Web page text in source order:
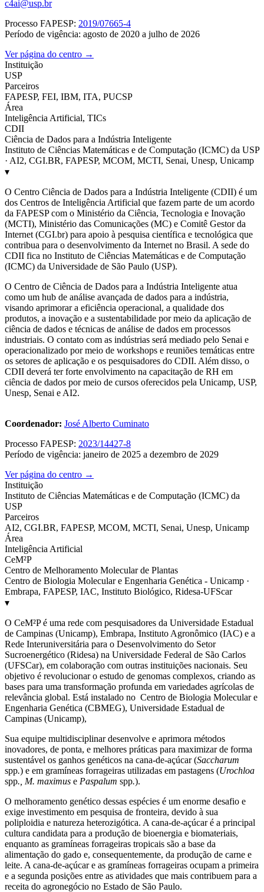
c4ai@usp.br
Processo FAPESP: 2019/07665-4
Período de vigência: agosto de 2020 a julho de 2026
Ver página do centro →
Instituição
USP
Parceiros
FAPESP, FEI, IBM, ITA, PUCSP
Área
Inteligência Artificial, TICs
CDII
Ciência de Dados para a Indústria Inteligente
Instituto de Ciências Matemáticas e de Computação (ICMC) da USP
· AI2, CGI.BR, FAPESP, MCOM, MCTI, Senai, Unesp, Unicamp
▾
O Centro Ciência de Dados para a Indústria Inteligente (CDII) é um
dos Centros de Inteligência Artificial que fazem parte de um acordo
da FAPESP com o Ministério da Ciência, Tecnologia e Inovação
(MCTI), Ministério das Comunicações (MC) e Comitê Gestor da
Internet (CGI.br) para apoio à pesquisa científica e tecnológica que
contribua para o desenvolvimento da Internet no Brasil. A sede do
CDII fica no Instituto de Ciências Matemáticas e de Computação
(ICMC) da Universidade de São Paulo (USP).
O Centro de Ciência de Dados para a Indústria Inteligente atua
como um hub de análise avançada de dados para a indústria,
visando aprimorar a eficiência operacional, a qualidade dos
produtos, a inovação e a sustentabilidade por meio da aplicação de
ciência de dados e técnicas de análise de dados em processos
industriais. O contato com as indústrias será mediado pelo Senai e
operacionalizado por meio de workshops e reuniões temáticas entre
os setores de aplicação e os pesquisadores do CDII. Além disso, o
CDII deverá ter forte envolvimento na capacitação de RH em
ciência de dados por meio de cursos oferecidos pela Unicamp, USP,
Unesp, Senai e AI2.
Coordenador: José Alberto Cuminato
Processo FAPESP: 2023/14427-8
Período de vigência: janeiro de 2025 a dezembro de 2029
Ver página do centro →
Instituição
Instituto de Ciências Matemáticas e de Computação (ICMC) da
USP
Parceiros
AI2, CGI.BR, FAPESP, MCOM, MCTI, Senai, Unesp, Unicamp
Área
Inteligência Artificial
CeM²P
Centro de Melhoramento Molecular de Plantas
Centro de Biologia Molecular e Engenharia Genética - Unicamp ·
Embrapa, FAPESP, IAC, Instituto Biológico, Ridesa-UFScar
▾
O CeM²P é uma rede com pesquisadores da Universidade Estadual
de Campinas (Unicamp), Embrapa, Instituto Agronômico (IAC) e a
Rede Interuniversitária para o Desenvolvimento do Setor
Sucroenergético (Ridesa) na Universidade Federal de São Carlos
(UFSCar), em colaboração com outras instituições nacionais. Seu
objetivo é revolucionar o estudo de genomas complexos, criando as
bases para uma transformação profunda em variedades agrícolas de
relevância global. Está instalado no Centro de Biologia Molecular e
Engenharia Genética (CBMEG), Universidade Estadual de
Campinas (Unicamp),
Sua equipe multidisciplinar desenvolve e aprimora métodos
inovadores, de ponta, e melhores práticas para maximizar de forma
sustentável os ganhos genéticos na cana-de-açúcar (Saccharum
spp.) e em gramíneas forrageiras utilizadas em pastagens (Urochloa
spp., M. maximus e Paspalum spp.).
O melhoramento genético dessas espécies é um enorme desafio e
exige investimento em pesquisa de fronteira, devido à sua
poliploidia e natureza heterozigótica. A cana-de-açúcar é a principal
cultura candidata para a produção de bioenergia e biomateriais,
enquanto as gramíneas forrageiras tropicais são a base da
alimentação do gado e, consequentemente, da produção de carne e
leite. A cana-de-açúcar e as gramíneas forrageiras ocupam a primeira
e a segunda posições entre as atividades que mais contribuem para a
receita do agronegócio no Estado de São Paulo.